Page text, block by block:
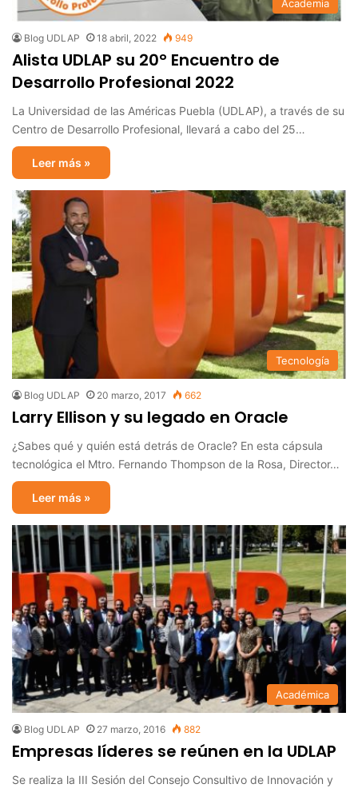
Academia
Blog UDLAP 18 abril, 2022 949
Alista UDLAP su 20° Encuentro de
Desarrollo Profesional 2022
La Universidad de las Américas Puebla (UDLAP), a través de su
Centro de Desarrollo Profesional, llevará a cabo del 25…
Leer más »
Tecnología
Blog UDLAP 20 marzo, 2017 662
Larry Ellison y su legado en Oracle
¿Sabes qué y quién está detrás de Oracle? En esta cápsula
tecnológica el Mtro. Fernando Thompson de la Rosa, Director…
Leer más »
Académica
Blog UDLAP 27 marzo, 2016 882
Empresas líderes se reúnen en la UDLAP
Se realiza la III Sesión del Consejo Consultivo de Innovación y